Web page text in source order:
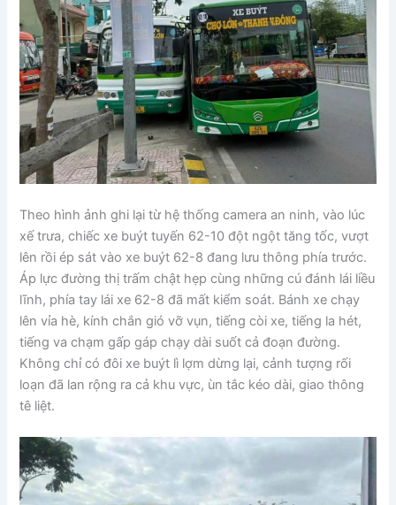
Theo hình ảnh ghi lại từ hệ thống camera an ninh, vào lúc
xế trưa, chiếc xe buýt tuyến 62-10 đột ngột tăng tốc, vượt
lên rồi ép sát vào xe buýt 62-8 đang lưu thông phía trước.
Áp lực đường thị trấm chật hẹp cùng những cú đánh lái liều
lĩnh, phía tay lái xe 62-8 đã mất kiểm soát. Bánh xe chạy
lên vỉa hè, kính chắn gió vỡ vụn, tiếng còi xe, tiếng la hét,
tiếng va chạm gấp gáp chạy dài suốt cả đoạn đường.
Không chỉ có đôi xe buýt lì lợm dừng lại, cảnh tượng rối
loạn đã lan rộng ra cả khu vực, ùn tắc kéo dài, giao thông
tê liệt.